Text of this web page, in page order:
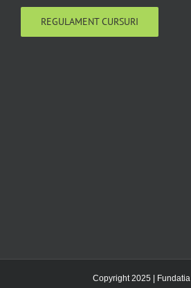
REGULAMENT CURSURI
Copyright 2025 | Fundatia